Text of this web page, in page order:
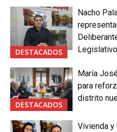
DESTACADOS
Nacho
DESTACADOS
María
para
distrito
Vivienda y